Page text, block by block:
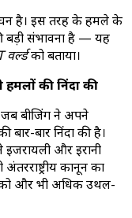
है। इस तरह के हमले के
बड़ी संभावना है — यह
वर्ल्डको बताया।
हमलों की निंदा की
बीजिंग ने अपने
बार-बार निंदा की है।
इजरायली और ईरानी
कानून का
को और भी अधिक उथल-